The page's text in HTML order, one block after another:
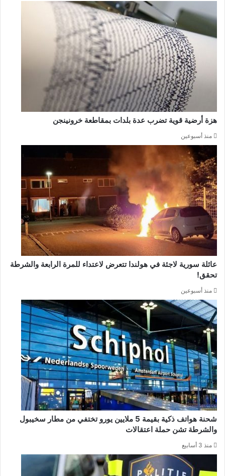
هزة أرضية قوية تضرب عدة بلدات بمقاطعة خرونينجن
منذ أسبوعين
عائلة سورية لاجئة في هولندا تتعرض لاعتداء للمرة الرابعة والشرطة
تحقق!
منذ أسبوعين
شحنة هواتف ذكية بقيمة 5 ملايين يورو تختفي من مطار سخيبول
والشرطة تشن حملة اعتقالات
منذ 3 أسابيع